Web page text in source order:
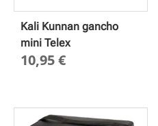
Kali Kunnan gancho
mini Telex
10,95€